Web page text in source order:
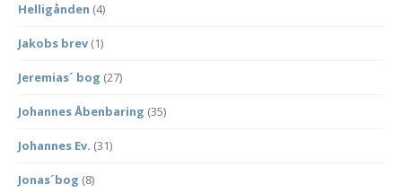
Helligånden (4)
Jakobs brev (1)
Jeremias´ bog (27)
Johannes Åbenbaring (35)
Johannes Ev. (31)
Jonas´bog (8)